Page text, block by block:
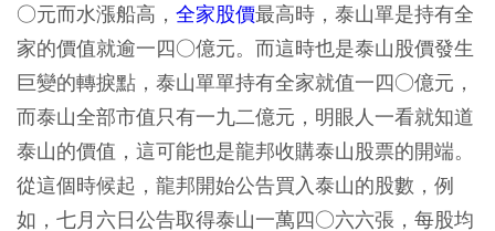
○元而水漲船高， 全家股價最高時，泰山單是持有全
家的價值就逾一四○億元。而這時也是泰山股價發生
巨變的轉捩點，泰山單單持有全家就值一四○億元，
而泰山全部市值只有一九二億元，明眼人一看就知道
泰山的價值，這可能也是龍邦收購泰山股票的開端。
從這個時候起，龍邦開始公告買入泰山的股數，例
如，七月六日公告取得泰山一萬四○六六張，每股均